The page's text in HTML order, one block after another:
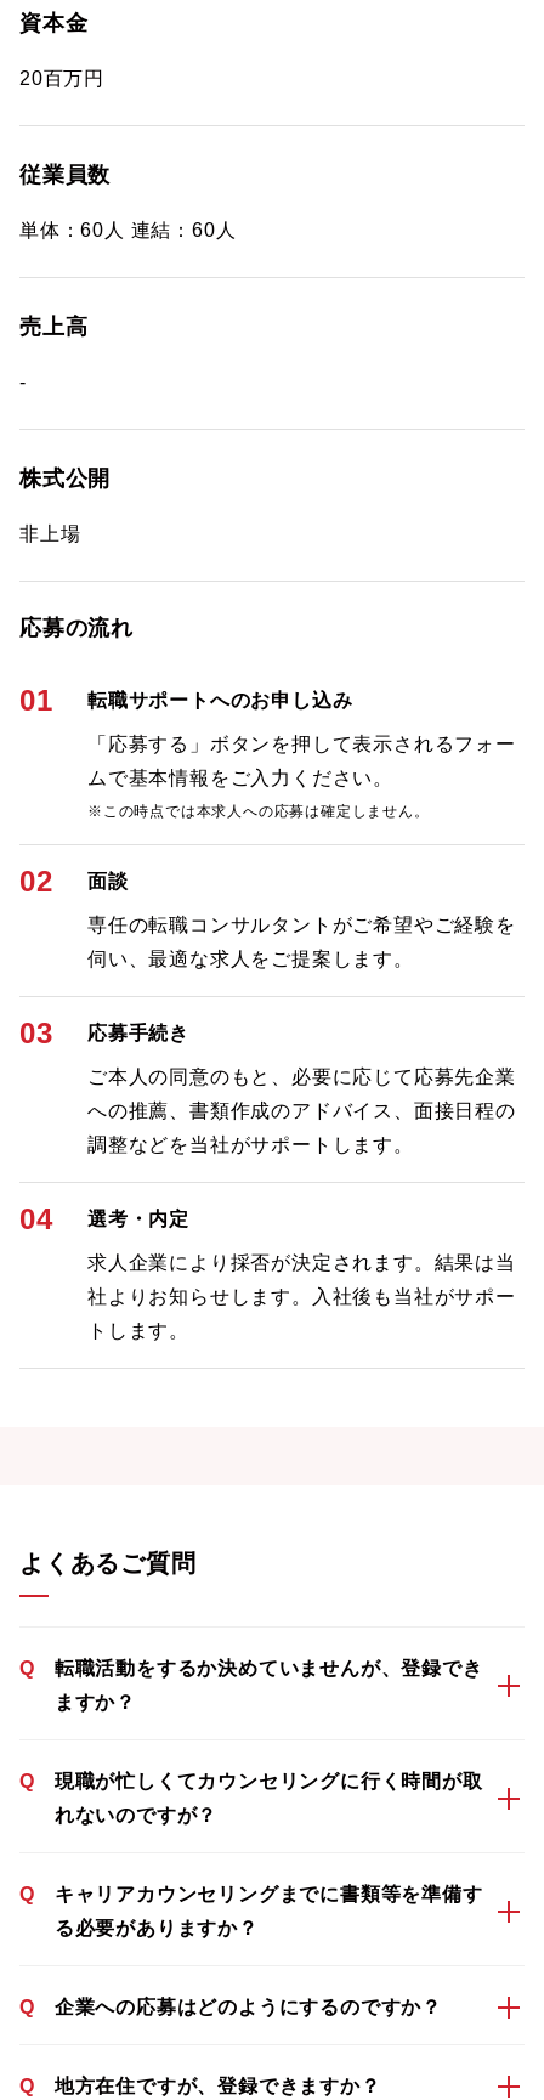
資本金
20百万円
従業員数
単体：60人 連結：60人
売上高
-
株式公開
非上場
応募の流れ
01 転職サポートへのお申し込み
「応募する」ボタンを押して表示されるフォー
ムで基本情報をご入力ください。
※この時点では本求人への応募は確定しません。
02 面談
専任の転職コンサルタントがご希望やご経験を
伺い、最適な求人をご提案します。
03 応募手続き
ご本人の同意のもと、必要に応じて応募先企業
への推薦、書類作成のアドバイス、面接日程の
調整などを当社がサポートします。
04 選考・内定
求人企業により採否が決定されます。結果は当
社よりお知らせします。入社後も当社がサポー
トします。
よくあるご質問
Q
転職活動をするか決めていませんが、登録でき
ますか？
Q
現職が忙しくてカウンセリングに行く時間が取
れないのですが？
Q
キャリアカウンセリングまでに書類等を準備す
る必要がありますか？
Q 企業への応募はどのようにするのですか？
Q 地方在住ですが、登録できますか？